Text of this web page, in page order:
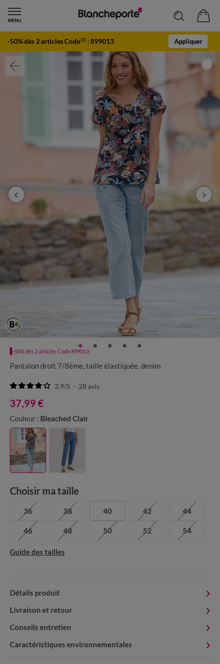
-50% dès 2 articles Code(1) :899013 Appliquer
-50% dès 2 articles Code 899013
Pantalon droit 7/8ème, taille élastiquée, denim
3.9/5 - 28avis
37,99 €
Couleur : Bleached Clair
Choisir ma taille
36 38 40 42 44
46 48 50 52 54
Guide des tailles
Détails produit
Livraison et retour
Conseils entretien
Caractéristiques environnementales